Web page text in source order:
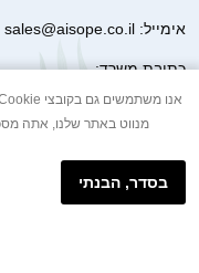
אימייל: sales@aisope.co.il
כתובת משרד:
41 Devonshire Street Ground Floor Office 1 London W1G 7AJ
United Kingdom
+44 7410 2065017
הודעת וואטסאפ
מנווט באתר שלנו, אתה
בסדר, הבנתי